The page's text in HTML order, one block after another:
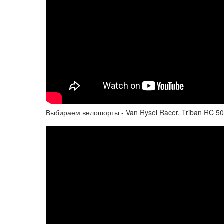
Выбираем велошорты - Van Rysel Racer, Triban RC